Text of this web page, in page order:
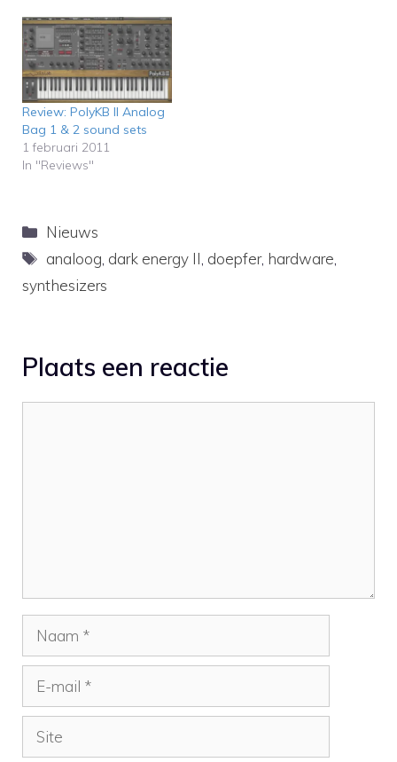
Review: PolyKB II Analog
Bag 1 & 2 sound sets
1 februari 2011
In "Reviews"
Categorieën
Nieuws
Tags
analoog dark energy II doepfer, hardware
synthesizers
Plaats een reactie
Naam
Site